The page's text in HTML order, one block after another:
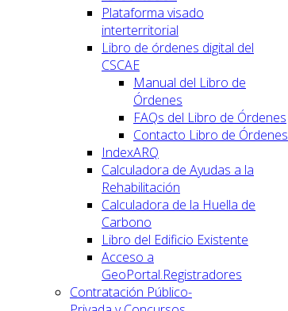
Plataforma visado
interterritorial
Libro de órdenes digital del
CSCAE
Manual del Libro de
Órdenes
FAQs del Libro de Órdenes
Contacto Libro de Órdenes
IndexARQ
Calculadora de Ayudas a la
Rehabilitación
Calculadora de la Huella de
Carbono
Libro del Edificio Existente
Acceso a
GeoPortal.Registradores
Contratación Público-